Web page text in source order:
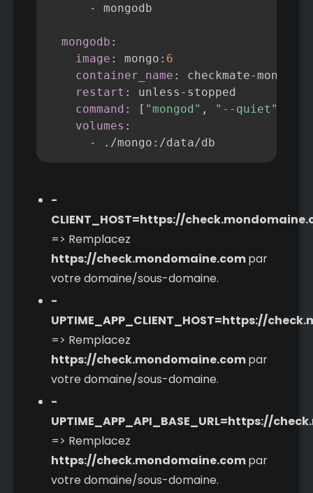
-
mongodb
mongodb :
image : mongo : 6
container_name : checkmate- mongo
restart : unless - stopped
command : [ "mongod" , "--quiet"
volumes :
-
./mongo : /data/db
-
CLIENT_HOST=https://
=> Remplacez
https://check.mondomaine.compar
votre domaine/sous-domaine.
-
UPTIME_APP_CLIENT_HOST=https://
=> Remplacez
https://check.mondomaine.compar
votre domaine/sous-domaine.
-
UPTIME_APP_API_BASE_URL=https://
=> Remplacez
https://check.mondomaine.compar
votre domaine/sous-domaine.